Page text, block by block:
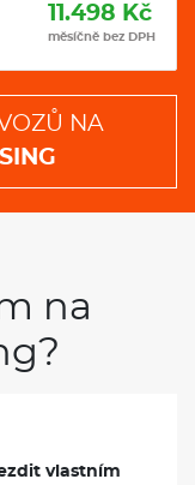
11.498 Kč
měsíčně bez DPH
NA
na
vlastním